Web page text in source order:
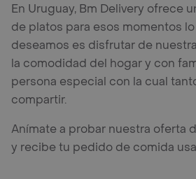
En Uruguay, Bm Delivery ofrece
de platos para esos momentos
deseamos es disfrutar de
la comodidad del hogar y con
persona especial con la cual
compartir.
Anímate a probar nuestra oferta
y recibe tu pedido de comida